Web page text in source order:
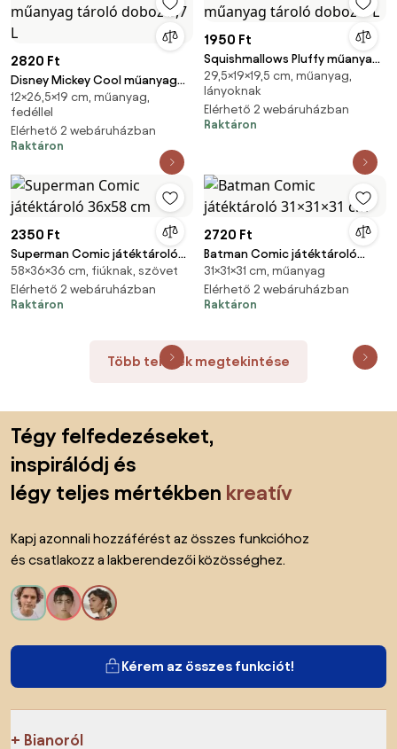
2820 Ft
Disney Mickey Cool műanyag
tároló doboz 3,7 L
12×26,5×19 cm, műanyag,
fedéllel
Elérhető 2 webáruházban
Raktáron
1950 Ft
Squishmallows Pluffy műanyag
tároló doboz 7 L
29,5×19×19,5 cm, műanyag,
lányoknak
Elérhető 2 webáruházban
Raktáron
2350 Ft
Superman Comic játéktároló
36x58 cm
58×36×36 cm, fiúknak, szövet
Elérhető 2 webáruházban
Raktáron
2720 Ft
Batman Comic játéktároló
31×31×31 cm
31×31×31 cm, műanyag
Elérhető 2 webáruházban
Raktáron
Több termék megtekintése
Tégy felfedezéseket,
inspirálódj és
légy teljes mértékben kreatív
Kapj azonnali hozzáférést az összes funkcióhoz
és csatlakozz a lakberendezői közösséghez.
Kérem az összes funkciót!
Bianoról